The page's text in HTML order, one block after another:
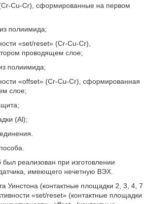
Cu-Cr), сформированные на первом
полиимида;
«set/reset» (Cr-Cu-Cr),
проводящем слое;
полиимида;
«offset» (Cr-Cu-Cr), сформированная
слое;
(Al);
реализован при изготовлении
имеющего нечетную ВЭХ.
Уинстона (контактные площадки 2, 3, 4, 7
«set/reset» (контактные площадки